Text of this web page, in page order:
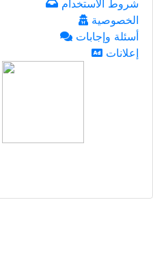
شروط الاستخدام
الخصوصية
أسئلة وإجابات
إعلانات